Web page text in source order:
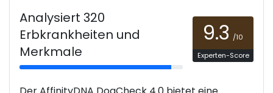
Analysiert 320
Erbkrankheiten und
Merkmale
9.3 /10
Experten-Score